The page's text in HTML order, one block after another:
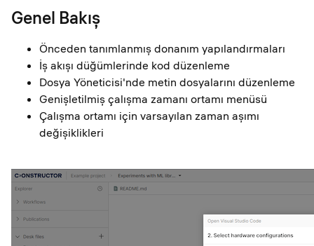
Genel Bakış
Önceden tanımlanmış donanım yapılandırmaları
İş akışı düğümlerinde kod düzenleme
Dosya Yöneticisi'nde metin dosyalarını düzenleme
Genişletilmiş çalışma zamanı ortamı menüsü
Çalışma ortamı için varsayılan zaman aşımı
değişiklikleri